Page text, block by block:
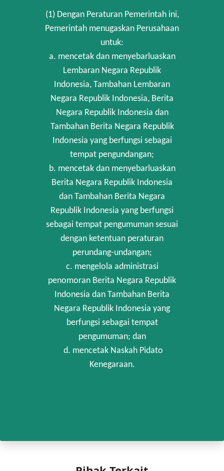
(1) Dengan Peraturan Pemerintah ini,
Pemerintah menugaskan Perusahaan
untuk:
a. mencetak dan menyebarluaskan
Lembaran Negara Republik
Indonesia, Tambahan Lembaran
Negara Republik Indonesia, Berita
Negara Republik Indonesia dan
Tambahan Berita Negara Republik
Indonesia yang berfungsi sebagai
tempat pengundangan;
b. mencetak dan menyebarluaskan
Berita Negara Republik Indonesia
dan Tambahan Berita Negara
Republik Indonesia yang berfungsi
sebagai tempat pengumuman sesuai
dengan ketentuan peraturan
perundang-undangan;
c. mengelola administrasi
penomoran Berita Negara Republik
Indonesia dan Tambahan Berita
Negara Republik Indonesia yang
berfungsi sebagai tempat
pengumuman; dan
d. mencetak Naskah Pidato
Kenegaraan.